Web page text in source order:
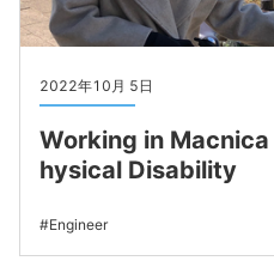
2022年10月 5日
Working in
hysical Disability
Engineer